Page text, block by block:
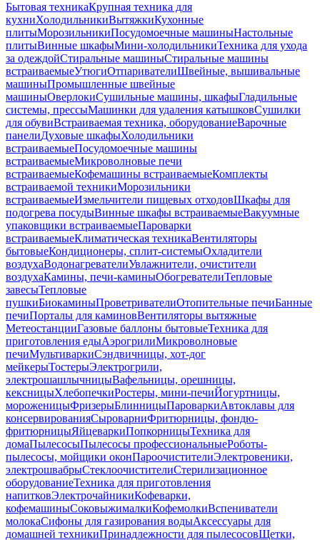
Бытовая техникаКрупная техника для
кухниХолодильникиВытяжкиКухонные
плитыМорозильникиПосудомоечные машиныНастольные
плитыВинные шкафыМини-холодильникиТехника для ухода
за одеждойСтиральные машиныСтиральные машины
встраиваемыеУтюгиОтпаривателиШвейные, вышивальные
машиныПромышленные швейные
машиныОверлокиСушильные машины, шкафыГладильные
системы, прессыМашинки для удаления катышковСушилки
для обувиВстраиваемая техника, оборудованиеВарочные
панелиДуховые шкафыХолодильники
встраиваемыеПосудомоечные машины
встраиваемыеМикроволновые печи
встраиваемыеКофемашины встраиваемыеКомплекты
встраиваемой техникиМорозильники
встраиваемыеИзмельчители пищевых отходовШкафы для
подогрева посудыВинные шкафы встраиваемыеВакуумные
упаковщики встраиваемыеПароварки
встраиваемыеКлиматическая техникаВентиляторы
бытовыеКондиционеры, сплит-системыОхладители
воздухаВодонагревателиУвлажнители, очистители
воздухаКамины, печи-каминыОбогревателиТепловые
завесыТепловые
пушкиБиокаминыПроветривателиОтопительные печиБанные
печиПорталы для каминовВентиляторы вытяжные
МетеостанцииГазовые баллоны бытовыеТехника для
приготовления едыАэрогрилиМикроволновые
печиМультиваркиСэндвичницы, хот-дог
мейкерыТостерыЭлектрогрили,
электрошашлычницыВафельницы, орешницы,
кексницыХлебопечкиРостеры, мини-печиЙогуртницы,
мороженицыФризерыБлинницыПароваркиАвтоклавы для
консервированияСыроварниФритюрницы, фондю-
фритюрницыЯйцеваркиПопкорницыТехника для
домаПылесосыПылесосы профессиональныеРоботы-
пылесосы, мойщики оконПароочистителиЭлектровеники,
электрошвабрыСтеклоочистителиСтерилизационное
оборудованиеТехника для приготовления
напитковЭлектрочайникиКофеварки,
кофемашиныСоковыжималкиКофемолкиВспениватели
молокаСифоны для газирования водыАксессуары для
домашней техникиПринадлежности для пылесосовЩетки,